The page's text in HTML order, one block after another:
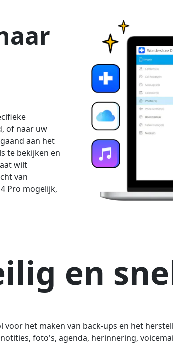
of naar uw
aan het
te bekijken en
wilt
van
Pro mogelijk,
en
het maken van back-ups en het
foto's, agenda, herinnering,
Language Switch
Nederlands
Norsk Suomalainen